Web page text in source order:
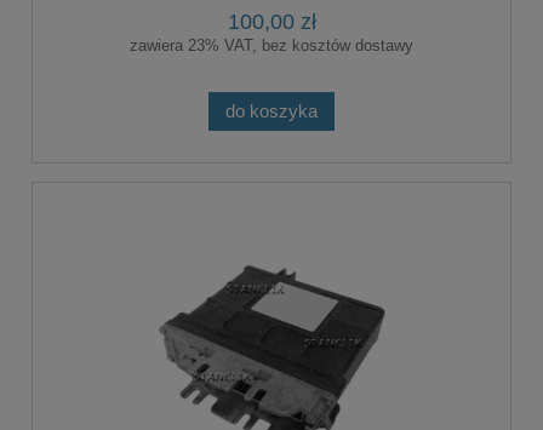
100,00 zł
zawiera 23% VAT, bez kosztów dostawy
do koszyka